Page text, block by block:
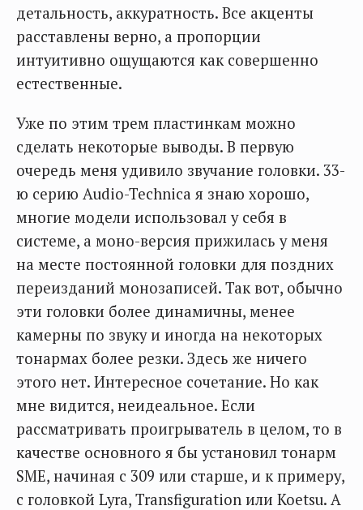
детальность, аккуратность. Все акценты
расставлены верно, а пропорции
интуитивно ощущаются как совершенно
естественные.
Уже по этим трем пластинкам можно
сделать некоторые выводы. В первую
очередь меня удивило звучание головки. 33-
ю серию Audio-Technica я знаю хорошо,
многие модели использовал у себя в
системе, а моно-версия прижилась у меня
на месте постоянной головки для поздних
переизданий монозаписей. Так вот, обычно
эти головки более динамичны, менее
камерны по звуку и иногда на некоторых
тонармах более резки. Здесь же ничего
этого нет. Интересное сочетание. Но как
мне видится, неидеальное. Если
рассматривать проигрыватель в целом, то в
качестве основного я бы установил тонарм
SME, начиная с 309 или старше, и к примеру,
с головкой Lyra, Transfiguration или Koetsu. А